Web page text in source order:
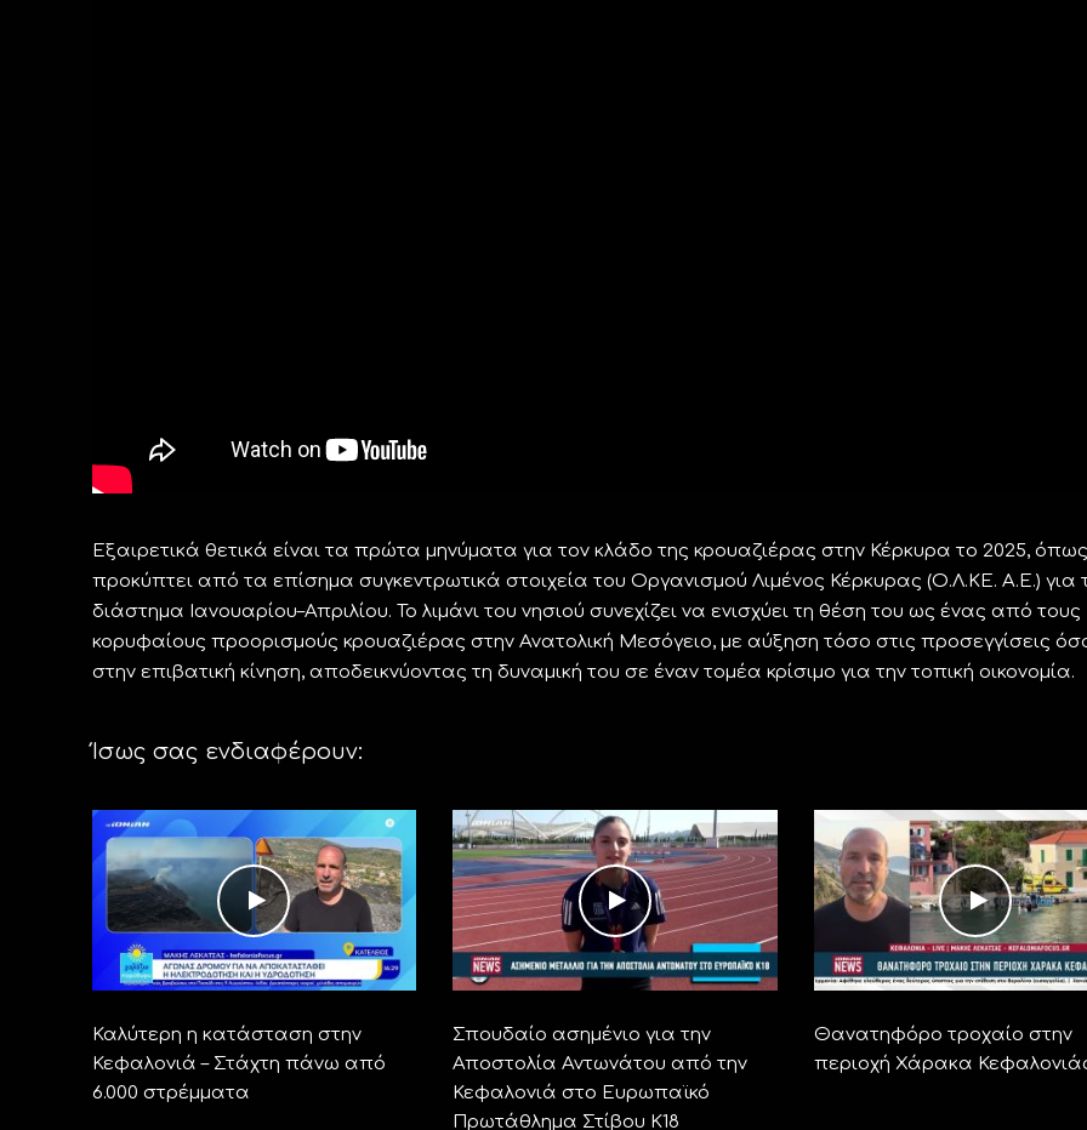
Εξαιρετικά θετικά είναι τα πρώτα μηνύματα για τον κλάδο της κρουαζιέρας στην Κέρκυρα το 2025, όπως
προκύπτει από τα επίσημα συγκεντρωτικά στοιχεία του Οργανισμού Λιμένος Κέρκυρας (Ο.Λ.ΚΕ. Α.Ε.) για
διάστημα Ιανουαρίου–Απριλίου. Το λιμάνι του νησιού συνεχίζει να ενισχύει τη θέση του ως ένας από τους
κορυφαίους προορισμούς κρουαζιέρας στην Ανατολική Μεσόγειο, με αύξηση τόσο στις προσεγγίσεις
στην επιβατική κίνηση, αποδεικνύοντας τη δυναμική του σε έναν τομέα κρίσιμο για την τοπική οικονομία.
Ίσως σας ενδιαφέρουν:
Καλύτερη η κατάσταση στην
Κεφαλονιά – Στάχτη πάνω από
6.000 στρέμματα
Σπουδαίο ασημένιο για την
Αποστολία Αντωνάτου από την
Κεφαλονιά στο Ευρωπαϊκό
Πρωτάθλημα Στίβου Κ18
Θανατηφόρο τροχαίο στην
περιοχή Χάρακα